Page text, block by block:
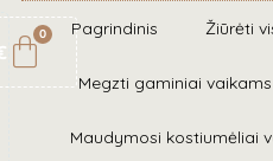
0 Pagrindinis Žiūrėti
Megzti gaminiai vaikams
Maudymosi kostiumėliai